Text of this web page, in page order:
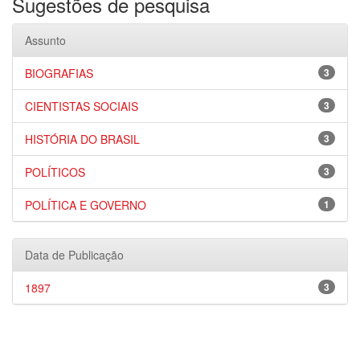
Assunto
3
BIOGRAFIAS
3
CIENTISTAS SOCIAIS
3
HISTÓRIA DO BRASIL
3
POLÍTICOS
1
POLÍTICA E GOVERNO
Data de Publicação
3
1897